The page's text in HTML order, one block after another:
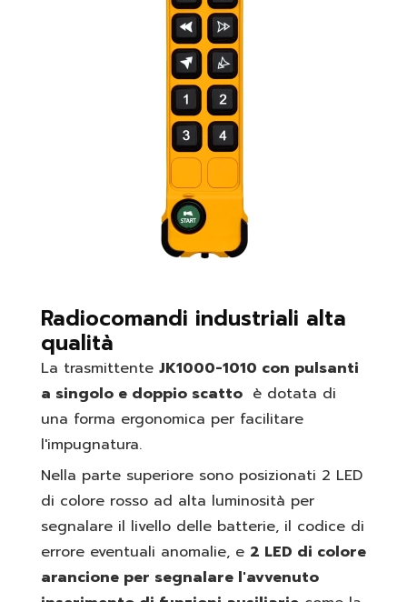
Radiocomandi industriali alta
qualità
La trasmittente JK1000-1010 con pulsanti
a singolo e doppio scatto è dotata di
una forma ergonomica per facilitare
l'impugnatura.
Nella parte superiore sono posizionati 2 LED
di colore rosso ad alta luminosità per
segnalare il livello delle batterie, il codice di
errore eventuali anomalie, e 2 LED di colore
arancione per segnalare l'avvenuto